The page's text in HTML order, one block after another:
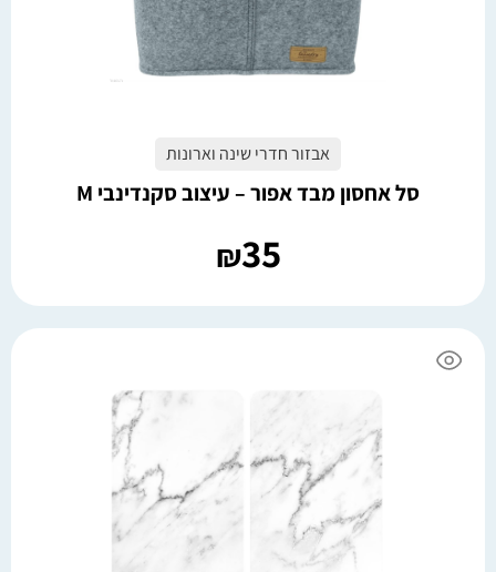
אבזור חדרי שינה וארונות
סל אחסון מבד אפור – עיצוב סקנדינבי M
₪35